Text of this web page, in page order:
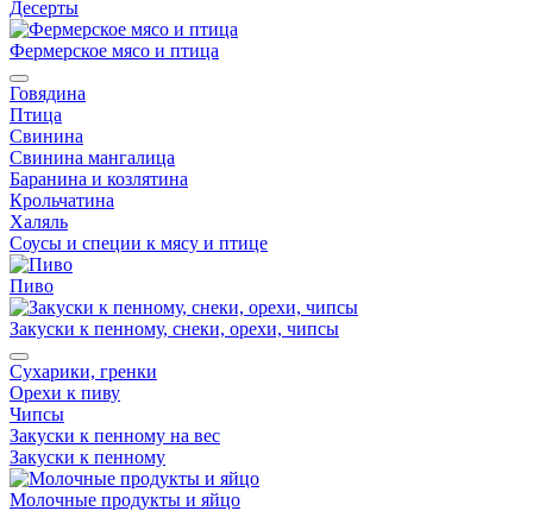
Десерты
Фермерское мясо и птица
Говядина
Птица
Свинина
Свинина мангалица
Баранина и козлятина
Крольчатина
Халяль
Соусы и специи к мясу и птице
Пиво
Закуски к пенному, снеки, орехи, чипсы
Сухарики, гренки
Орехи к пиву
Чипсы
Закуски к пенному на вес
Закуски к пенному
Молочные продукты и яйцо